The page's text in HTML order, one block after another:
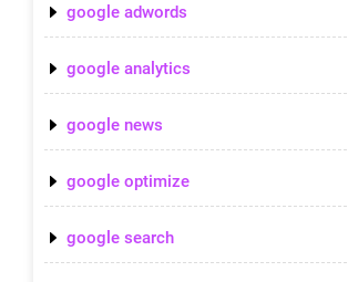
google adwords
google analytics
google news
google optimize
google search